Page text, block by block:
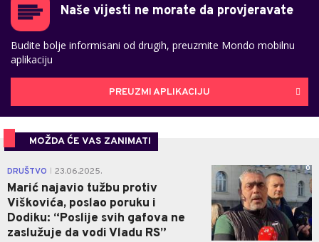
Naše vijesti ne morate da provjeravate
Budite bolje informisani od drugih, preuzmite Mondo mobilnu
aplikaciju
PREUZMI APLIKACIJU
MOŽDA ĆE VAS ZANIMATI
DRUŠTVO 23.06.2025.
Marić najavio tužbu protiv
Viškovića, poslao poruku i
Dodiku: “Poslije svih gafova ne
zaslužuje da vodi Vladu RS”
0